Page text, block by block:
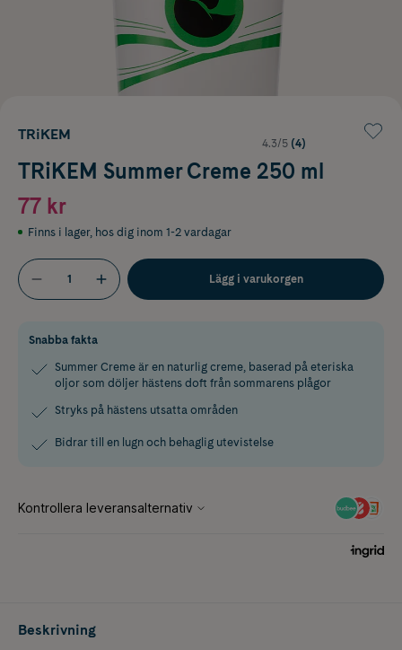
TRiKEM
4.3/5 (4)
TRiKEM Summer Creme 250 ml
77 kr
Finns i lager, hos dig inom 1-2 vardagar
Lägg i varukorgen
Snabba fakta
Summer Creme är en naturlig creme, baserad på eteriska
oljor som döljer hästens doft från sommarens plågor
Stryks på hästens utsatta områden
Bidrar till en lugn och behaglig utevistelse
Beskrivning